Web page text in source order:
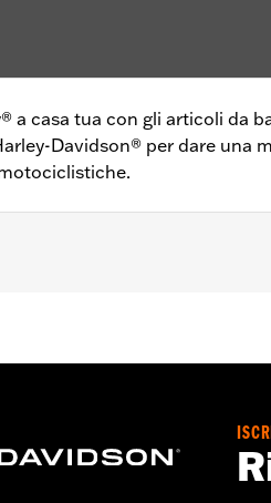
a casa tua con gli articoli da
Davidson® per dare una